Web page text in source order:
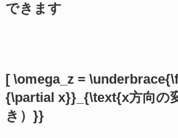
できます
[ \omega_z =
{\partial x}}_{\text{x方向の
き）}}